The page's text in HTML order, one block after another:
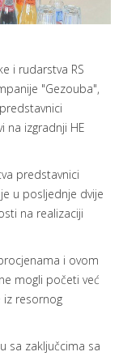
i rudarstva RS
"Gezouba",
na izgradnji HE
predstavnici
u posljednje dvije
na realizaciji
i ovom
mogli početi već
resornog
sa zaključcima sa